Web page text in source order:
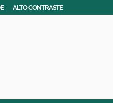
ALTO CONTRASTE